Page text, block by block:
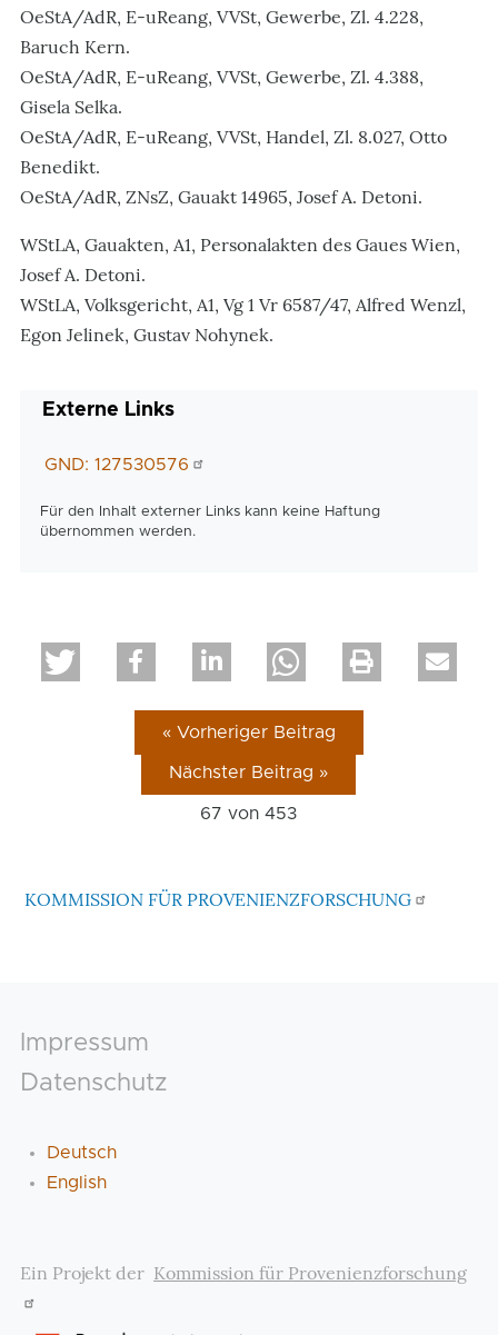
OeStA/AdR, E-uReang, VVSt, Gewerbe, Zl. 4.228,
Baruch Kern.
OeStA/AdR, E-uReang, VVSt, Gewerbe, Zl. 4.388,
Gisela Selka.
OeStA/AdR, E-uReang, VVSt, Handel, Zl. 8.027, Otto
Benedikt.
OeStA/AdR, ZNsZ, Gauakt 14965, Josef A. Detoni.
WStLA, Gauakten, A1, Personalakten des Gaues Wien,
Josef A. Detoni.
WStLA, Volksgericht, A1, Vg 1 Vr 6587/47, Alfred Wenzl,
Egon Jelinek, Gustav Nohynek.
Externe Links
GND: 127530576
Für den Inhalt externer Links kann keine Haftung
übernommen werden.
« Vorheriger Beitrag
Nächster Beitrag »
67 von453
KOMMISSION FÜR PROVENIENZFORSCHUNG
Footer
Impressum
Datenschutz
Deutsch
English
Ein Projekt der Kommission für Provenienzforschung